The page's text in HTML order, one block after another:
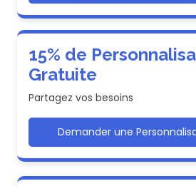
15% de
Gratuite
Partagez vos besoins
Demander une